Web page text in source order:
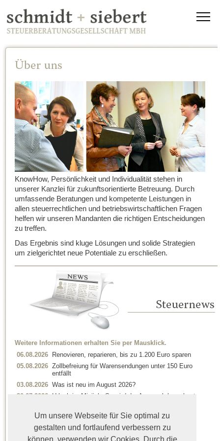
Um unsere Webseite für Sie optimal zu
gestalten und fortlaufend verbessern zu
KnowHow, Persönlichkeit und Individualität stehen in
unserer Kanzlei für zukunftsorientierte Betreuung. Durch
umfassende Beratungen und kompetente Leistungen in
allen steuerrechtlichen und betriebswirtschaftlichen Fragen
helfen wir unseren Mandanten die richtigen Entscheidungen
zu treffen.
Das Ergebnis sind kluge Lösungen und solide Strategien
um zielgerichtet neue Potentiale zu erschließen.
Weitere Informationen erhalten Sie per Mausklick.
06.08.2026
Renovieren, reparieren, bis zu 1.200 Euro sparen
05.08.2026 Zollbefreiung für Warensendungen unter 150 Euro
entfällt
03.08.2026 Was ist neu im August 2026?
30.07.2026 Urlaub im Minijob: So wird der Anspruch berechnet
Einkommen, insbesondere Familien mit Kindern,
27.07.2026